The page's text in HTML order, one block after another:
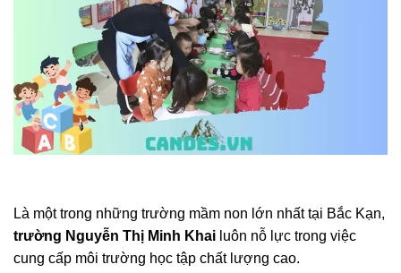
Là một trong những trường mầm non lớn nhất tại Bắc Kạn,
trường Nguyễn Thị Minh Khai luôn nỗ lực trong việc
cung cấp môi trường học tập chất lượng cao.